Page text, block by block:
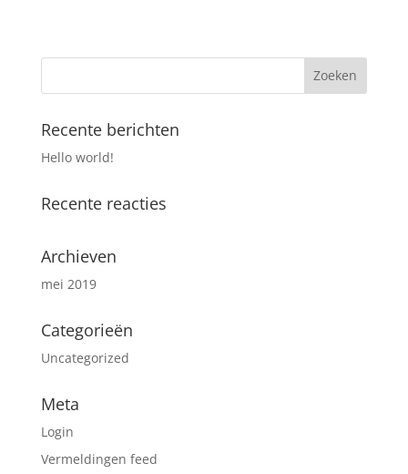
Recente berichten
Hello world!
Recente reacties
Archieven
mei 2019
Categorieën
Uncategorized
Meta
Login
Vermeldingen feed